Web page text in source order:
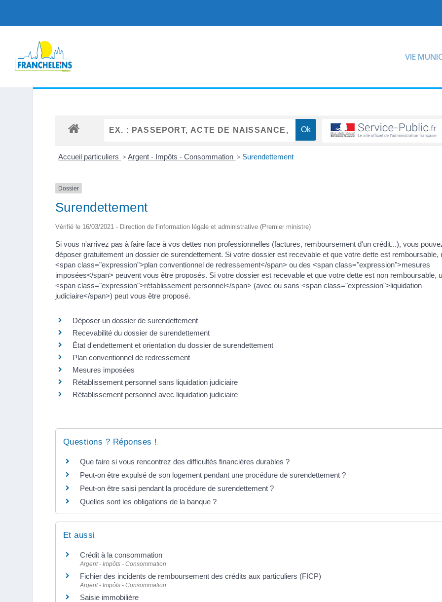
VIE
Accueil particuliers > Argent - Impôts - Consommation > Surendettement
Dossier
Surendettement
Vérifié le 16/03/2021 - Direction de l'information légale et administrative (Premier ministre)
Si vous n'arrivez pas à faire face à vos dettes non professionnelles (factures, remboursement d'un crédit...), vous
déposer gratuitement un dossier de surendettement. Si votre dossier est recevable et que votre dette est remboursable,
<span class="expression">plan conventionnel de redressement</span> ou des <span class="expression">mesures
imposées</span> peuvent vous être proposés. Si votre dossier est recevable et que votre dette est non remboursable,
<span class="expression">rétablissement personnel</span> (avec ou sans <span class="expression">liquidation
judiciaire</span>) peut vous être proposé.
Déposer un dossier de surendettement
Recevabilité du dossier de surendettement
État d'endettement et orientation du dossier de surendettement
Plan conventionnel de redressement
Mesures imposées
Rétablissement personnel sans liquidation judiciaire
Rétablissement personnel avec liquidation judiciaire
Questions ? Réponses !
Que faire si vous rencontrez des difficultés financières durables ?
Peut-on être expulsé de son logement pendant une procédure de surendettement ?
Peut-on être saisi pendant la procédure de surendettement ?
Quelles sont les obligations de la banque ?
Et aussi
Crédit à la consommation
Argent - Impôts - Consommation
Fichier des incidents de remboursement des crédits aux particuliers (FICP)
Argent - Impôts - Consommation
Saisie immobilière